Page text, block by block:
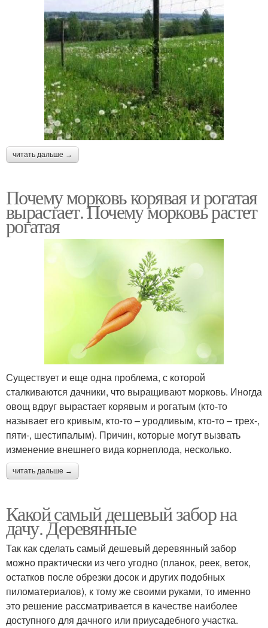
читать дальше →
Почему морковь корявая и рогатая
вырастает. Почему морковь растет
рогатая
Существует и еще одна проблема, с которой
сталкиваются дачники, что выращивают морковь. Иногда
овощ вдруг вырастает корявым и рогатым (кто-то
называет его кривым, кто-то – уродливым, кто-то – трех-,
пяти-, шестипалым). Причин, которые могут вызвать
изменение внешнего вида корнеплода, несколько.
читать дальше →
Какой самый дешевый забор на
дачу. Деревянные
Так как сделать самый дешевый деревянный забор
можно практически из чего угодно (планок, реек, веток,
остатков после обрезки досок и других подобных
пиломатериалов), к тому же своими руками, то именно
это решение рассматривается в качестве наиболее
доступного для дачного или приусадебного участка.